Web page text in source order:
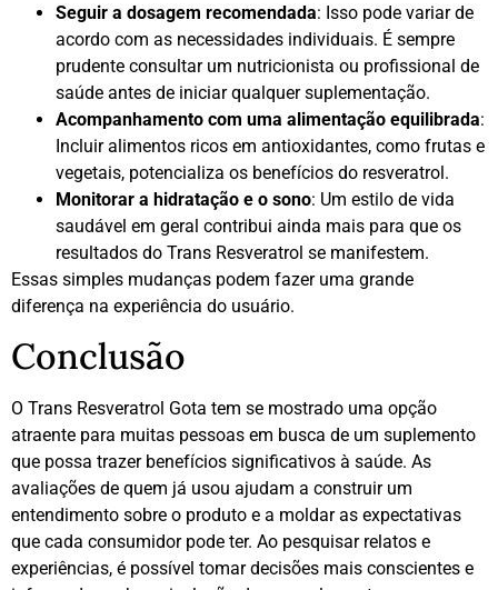
Seguir a dosagem recomendada: Isso pode variar de
acordo com as necessidades individuais. É sempre
prudente consultar um nutricionista ou profissional de
saúde antes de iniciar qualquer suplementação.
Acompanhamento com uma alimentação equilibrada:
Incluir alimentos ricos em antioxidantes, como frutas e
vegetais, potencializa os benefícios do resveratrol.
Monitorar a hidratação e o sono: Um estilo de vida
saudável em geral contribui ainda mais para que os
resultados do Trans Resveratrol se manifestem.
Essas simples mudanças podem fazer uma grande
diferença na experiência do usuário.
Conclusão
O Trans Resveratrol Gota tem se mostrado uma opção
atraente para muitas pessoas em busca de um suplemento
que possa trazer benefícios significativos à saúde. As
avaliações de quem já usou ajudam a construir um
entendimento sobre o produto e a moldar as expectativas
que cada consumidor pode ter. Ao pesquisar relatos e
experiências, é possível tomar decisões mais conscientes e